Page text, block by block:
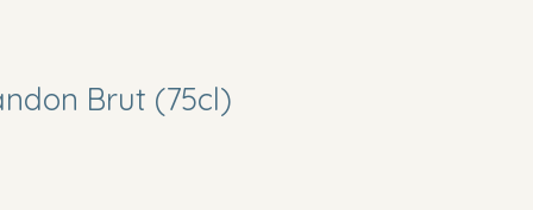
Brut (75cl)